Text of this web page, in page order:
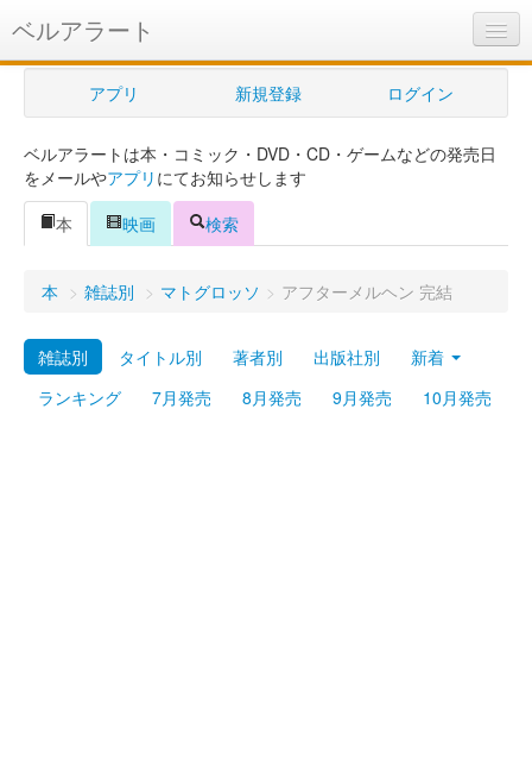
ベルアラート
ベルアラートとは
ヘルプ
新規登録
ログイン
Myシェルフ
プレミアム
アプリ 新規登録 ログイン
ベルアラートは本・コミック・DVD・CD・ゲームなどの発売日
をメールやアプリ にてお知らせします
本
映画 検索
本 > 雑誌別 > マトグロッソ > アフターメルヘン 完結
雑誌別 タイトル別 著者別 出版社別
新着
ランキング
7月発売 8月発売 9月発売 10月発売